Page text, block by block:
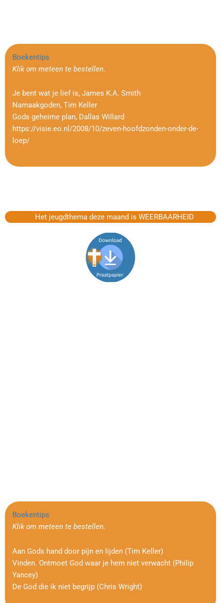
Boekentips
Klik om meteen te bestellen.
Je bent wat je lief is, James K.A. Smith
Namaakgoden, Tim Keller
Gods geheime plan, Dallas Willard
https://visie.eo.nl/2008/10/zeven-hoofdzonden-onder-de-
loep/
Het jeugdthema deze maand is WEERBAARHEID
Boekentips
Klik om meteen te bestellen.
Aan Gods hand door pijn en lijden (Tim Keller)
Vinden. Ontmoet God waar je hem niet verwacht (Philip
Yancey)
De God die ik niet begrijp (Chris Wright)